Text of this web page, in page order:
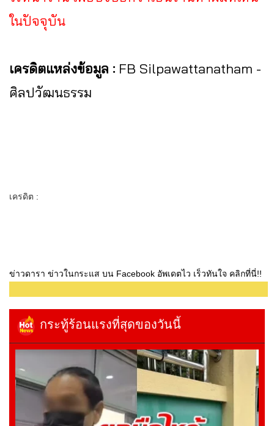
ในปัจจุบัน
เครดิตแหล่งข้อมูล : FB Silpawattanatham -
ศิลปวัฒนธรรม
เครดิต :
ข่าวดารา ข่าวในกระแส บน Facebook อัพเดตไว เร็วทันใจ คลิกที่นี่!!
กระทู้ร้อนแรงที่สุดของวันนี้